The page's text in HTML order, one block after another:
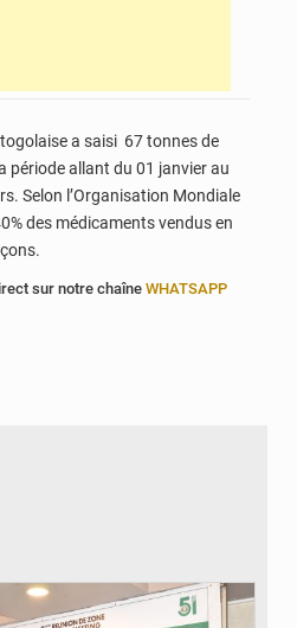
a saisi 67 tonnes de
période allant du 01 janvier au
Selon l’Organisation Mondiale
des médicaments vendus en
sur notre chaîne WHATSAPP